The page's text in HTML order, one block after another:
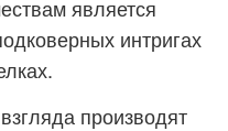
является
интригах
производят